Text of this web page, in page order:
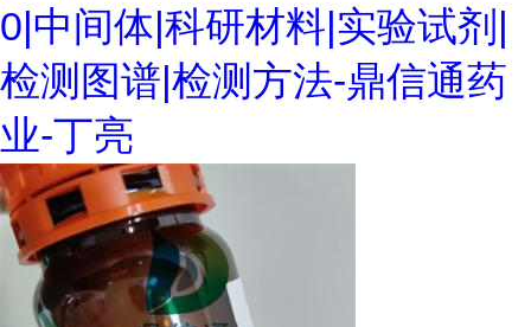
0|中间体|科研材料|实验试剂|
检测图谱|检测方法-鼎信通药
业-丁亮